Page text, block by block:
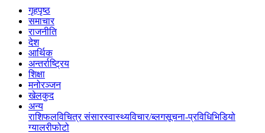
गृहपृष्ठ
समाचार
राजनीति
देश
आर्थिक
अन्तर्राष्ट्रिय
शिक्षा
मनोरञ्जन
खेलकुद
अन्य
राशिफलविचित्र संसारस्वास्थ्यविचार/ब्लगसूचना-प्रविधिभिडियो
ग्यालरीफोटो